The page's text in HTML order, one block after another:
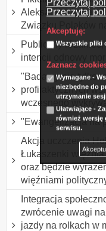
Przeczytaj
Przeczytaj
Akceptuję:
Wszystkie pliki
Zaznacz
Wymagane -
niezbędne do
utrzymanie
Ułatwiające -
również wersję
serwisu.
Aleksandra
Związku Polaków
Publiczny
intencji odnowy
"Badamy nie tylko
profilaktycznych
wczesnego
"Ewangelizacja na
Akcja uczczenia
Łukaszenki
oraz będzie
więźniami
Integracja
zwrócenie uwagi
jazdy na rolkach w